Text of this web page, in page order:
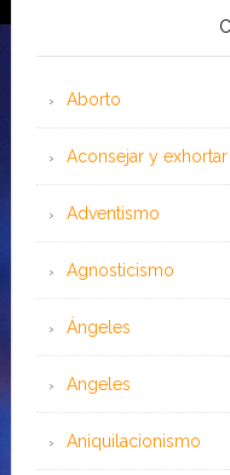
Aborto
Aconsejar y exhortar
Adventismo
Agnosticismo
Ángeles
Angeles
Aniquilacionismo